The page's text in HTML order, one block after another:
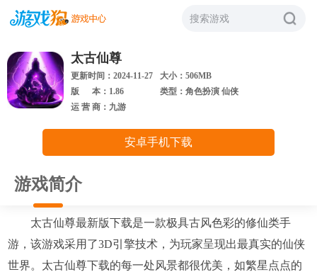
搜索游戏
太古仙尊
更新时间：2024-11-27
大小：506MB
版 本：1.86
类型：角色扮演 仙侠
运 营 商：九游
安卓手机下载
游戏简介
太古仙尊最新版下载是一款极具古风色彩的修仙类手
游，该游戏采用了3D引擎技术，为玩家呈现出最真实的仙侠
世界。太古仙尊下载的每一处风景都很优美，如繁星点点的